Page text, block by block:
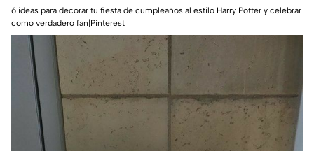
6 ideas para decorar tu fiesta de cumpleaños al estilo Harry Potter y celebrar
como verdadero fan|Pinterest